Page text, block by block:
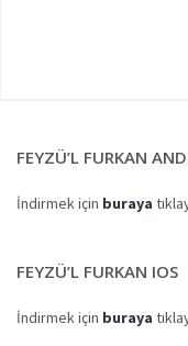
FEYZÜ’L FURKAN
İndirmek için buraya
FEYZÜ’L FURKAN IOS
İndirmek için buraya